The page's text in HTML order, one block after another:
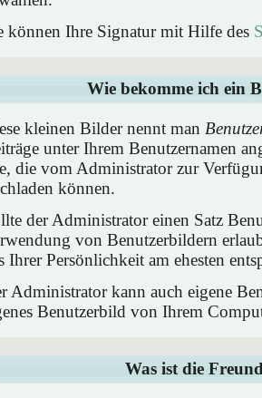
können Ihre Signatur mit Hilfe des
Wie bekomme ich ein
kleinen Bilder nennt man
unter Ihrem Benutzernamen
die vom Administrator zur
können.
der Administrator einen Satz
von Benutzerbildern
Ihrer Persönlichkeit am ehesten
Administrator kann auch eigene
Benutzerbild von Ihrem
Was ist die